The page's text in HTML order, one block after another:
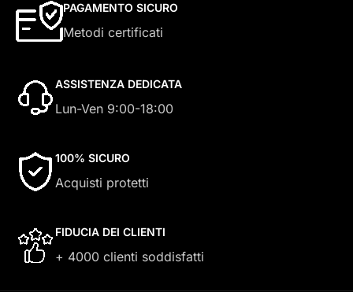
PAGAMENTO SICURO
Metodi certificati
ASSISTENZA DEDICATA
Lun-Ven 9:00-18:00
100% SICURO
Acquisti protetti
FIDUCIA DEI CLIENTI
+ 4000 clienti soddisfatti